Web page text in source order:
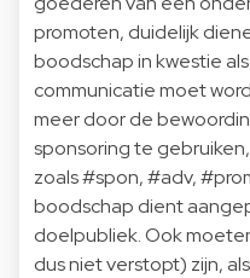
promoten, duidelijk
boodschap in kwestie
communicatie moet
meer door de
sponsoring te
zoals #spon, #adv,
boodschap dient
doelpubliek. Ook
dus niet verstopt) zijn,